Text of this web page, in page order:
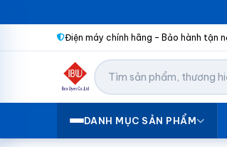
Điện máy chính hãng – Bảo hành tận
DANH MỤC SẢN PHẨM